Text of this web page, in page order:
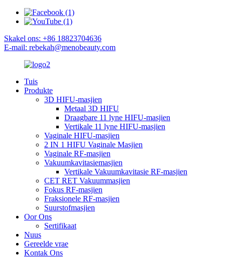
Skakel ons: +86 18823704636
E-mail: rebekah@menobeauty.com
Tuis
Produkte
3D HIFU-masjien
Metaal 3D HIFU
Draagbare 11 lyne HIFU-masjien
Vertikale 11 lyne HIFU-masjien
Vaginale HIFU-masjien
2 IN 1 HIFU Vaginale Masjien
Vaginale RF-masjien
Vakuumkavitasiemasjien
Vertikale Vakuumkavitasie RF-masjien
CET RET Vakuummasjien
Fokus RF-masjien
Fraksionele RF-masjien
Suurstofmasjien
Oor Ons
Sertifikaat
Nuus
Gereelde vrae
Kontak Ons